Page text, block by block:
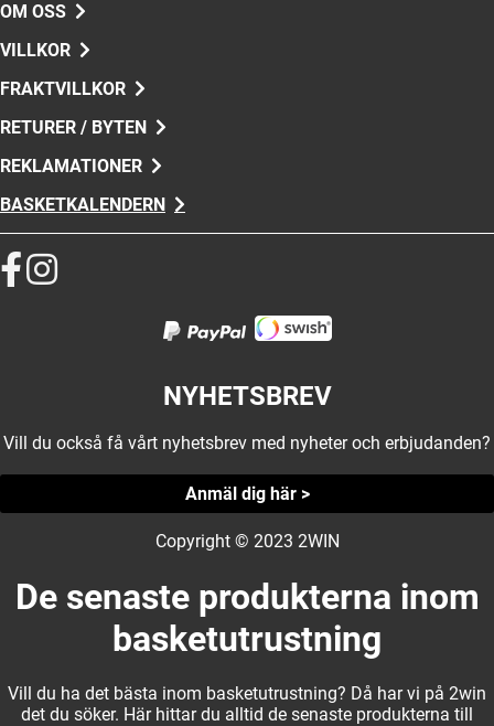
OM OSS
VILLKOR
FRAKTVILLKOR
RETURER / BYTEN
REKLAMATIONER
BASKETKALENDERN
NYHETSBREV
Vill du också få vårt nyhetsbrev med nyheter och erbjudanden?
Anmäl dig här >
Copyright © 2023 2WIN
De senaste produkterna inom
basketutrustning
Vill du ha det bästa inom basketutrustning? Då har vi på 2win
det du söker. Här hittar du alltid de senaste produkterna till